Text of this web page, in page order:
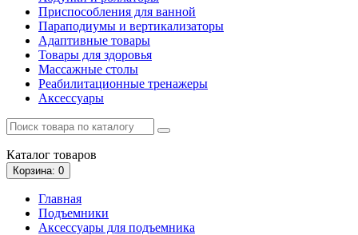
Приспособления для ванной
Параподиумы и вертикализаторы
Адаптивные товары
Товары для здоровья
Массажные столы
Реабилитационные тренажеры
Аксессуары
Каталог товаров
Корзина: 0
Главная
Подъемники
Аксессуары для подъемника